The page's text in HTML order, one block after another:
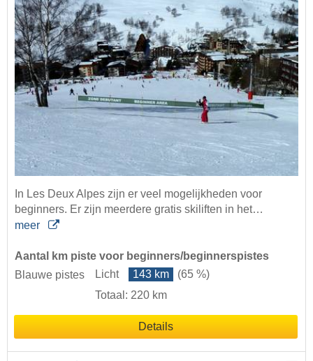
In Les Deux Alpes zijn er veel mogelijkheden voor
beginners. Er zijn meerdere gratis skiliften in het…
meer
Aantal km piste voor beginners/beginnerspistes
Blauwe pistes
Licht 143 km
(65 %)
Totaal: 220 km
Details